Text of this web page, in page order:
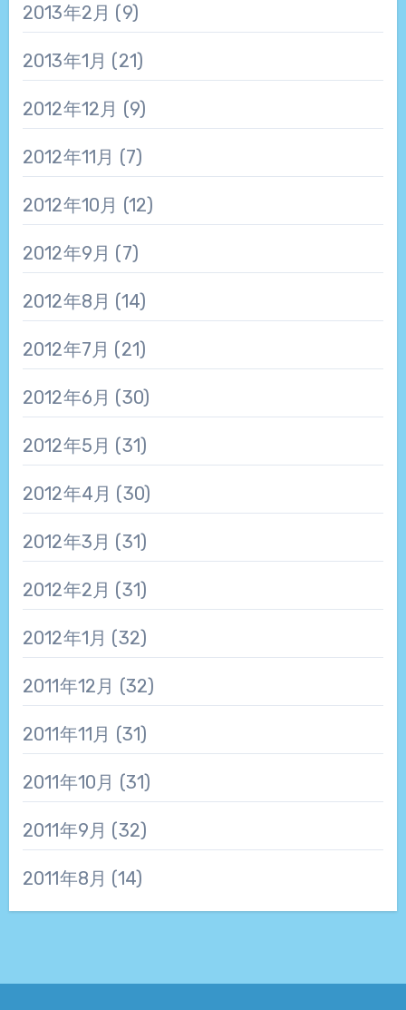
2013年2月 (9)
2013年1月 (21)
2012年12月 (9)
2012年11月 (7)
2012年10月 (12)
2012年9月 (7)
2012年8月 (14)
2012年7月 (21)
2012年6月 (30)
2012年5月 (31)
2012年4月 (30)
2012年3月 (31)
2012年2月 (31)
2012年1月 (32)
2011年12月 (32)
2011年11月 (31)
2011年10月 (31)
2011年9月 (32)
2011年8月 (14)